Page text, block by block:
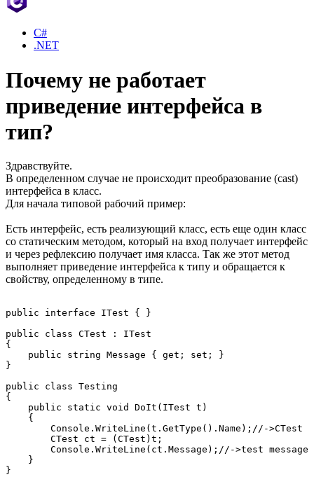
C#
.NET
Почему не работает
приведение интерфейса в
тип?
Здравствуйте.
В определенном случае не происходит преобразование (cast)
интерфейса в класс.
Для начала типовой рабочий пример:
Есть интерфейс, есть реализующий класс, есть еще один класс
со статическим методом, который на вход получает интерфейс
и через рефлексию получает имя класса. Так же этот метод
выполняет приведение интерфейса к типу и обращается к
свойству, определенному в типе.
public interface ITest { }
public class CTest : ITest
{
    public string Message { get; set; }
}
public class Testing
{
    public static void DoIt(ITest t)
    {
        Console.WriteLine(t.GetType().Name);//->CTest
        CTest ct = (CTest)t;
        Console.WriteLine(ct.Message);//->test message
    }
}